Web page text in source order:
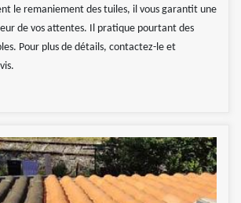
le remaniement des tuiles, il vous garantit une
de vos attentes. Il pratique pourtant des
Pour plus de détails, contactez-le et